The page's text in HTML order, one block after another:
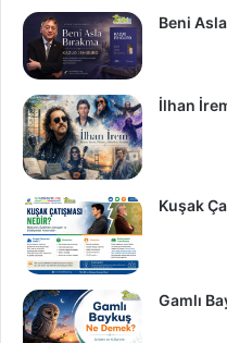
Beni
İlhan
Kuşak
Gamlı